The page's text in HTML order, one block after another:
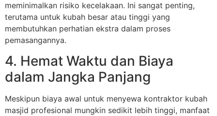
meminimalkan risiko kecelakaan. Ini sangat penting,
terutama untuk kubah besar atau tinggi yang
membutuhkan perhatian ekstra dalam proses
pemasangannya.
4. Hemat Waktu dan Biaya
dalam Jangka Panjang
Meskipun biaya awal untuk menyewa kontraktor kubah
masjid profesional mungkin sedikit lebih tinggi, manfaat